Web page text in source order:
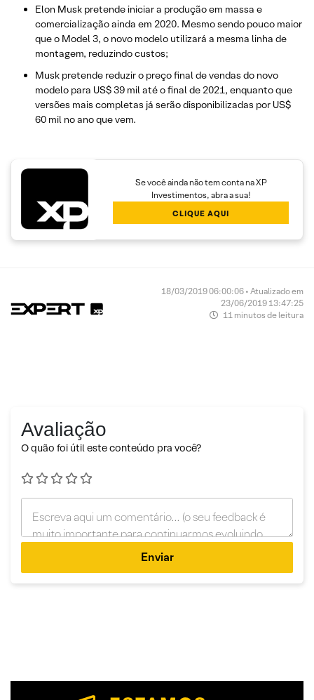
Elon Musk pretende iniciar a produção em massa e
comercialização ainda em 2020. Mesmo sendo pouco maior
que o Model 3, o novo modelo utilizará a mesma linha de
montagem, reduzindo custos;
Musk pretende reduzir o preço final de vendas do novo
modelo para US$ 39 mil até o final de 2021, enquanto que
versões mais completas já serão disponibilizadas por US$
60 mil no ano que vem.
Se você ainda não tem conta na XP
Investimentos, abra a sua!
CLIQUE AQUI
18/03/2019 06:00:06 • Atualizado em
23/06/2019 13:47:25
11 minutos de leitura
Avaliação
O quão foi útil este conteúdo pra você?
Enviar